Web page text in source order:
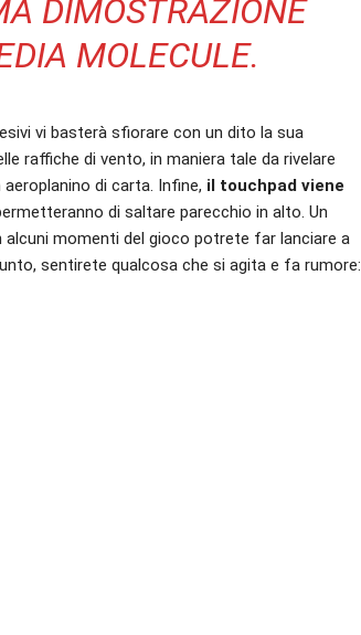
DIMOSTRAZIONE
MOLECULE.
vi basterà sfiorare con un dito la sua
raffiche di vento, in maniera tale da rivelare
di carta. Infine, il touchpad viene
di saltare parecchio in alto. Un
momenti del gioco potrete far lanciare a
sentirete qualcosa che si agita e fa rumore: